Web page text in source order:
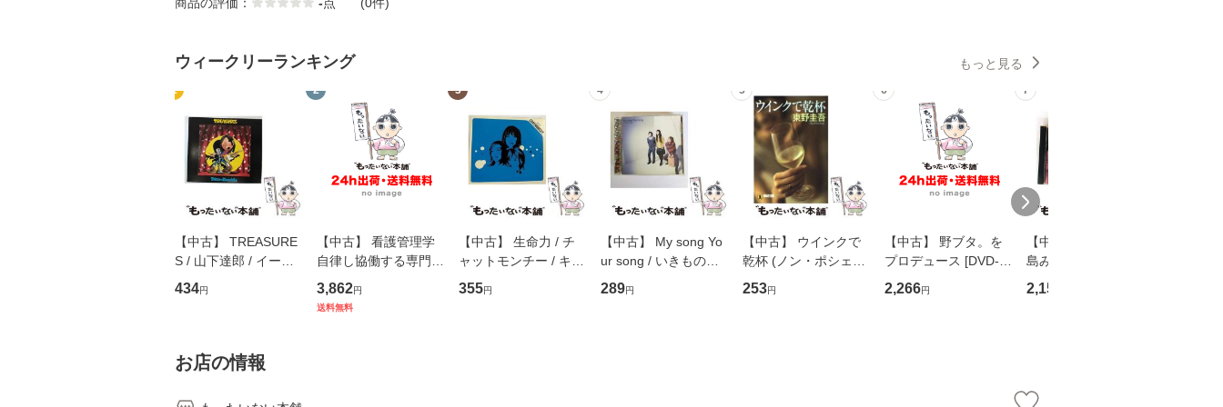
ウィークリーランキング もっと見る
1
【中古】 TREASURE
S / 山下達郎 / イース
トウエスト・ジャパン
[CD]【メール便送料無
434円
2
【中古】 看護管理学
自律し協働する専門職
の看護マネジメントス
キル 改訂第3版 (看護
3,862円
送料無料
3
【中古】 生命力 / チ
ャットモンチー / キュ
ーンレコード [CD]
【メール便送料無料】
355円
4
【中古】 My song Yo
ur song / いきものが
かり / [CD]【メール便
送料無料】
289円
5
【中古】 ウインクで
乾杯 (ノン・ポシェッ
ト) / 東野圭吾 / 祥伝
社 [文庫]【メール便送
253円
6
【中古】 野ブタ。を
プロデュース [DVD-B
OX] / バップ [DVD]
【メール便送料無料】
2,266円
7
【中古】 寒水魚 / 中
島みゆき / [CD]【メー
ル便送料無料】
2,150
お店の情報